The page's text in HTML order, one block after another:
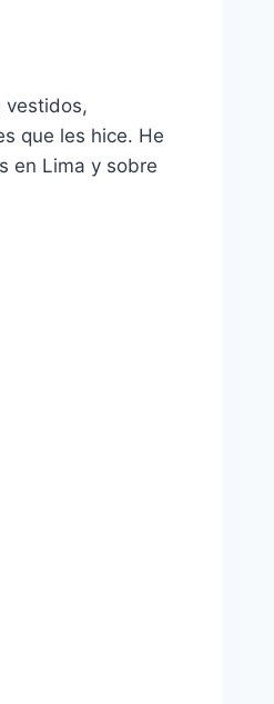
vestidos,
que les hice. He
en Lima y sobre